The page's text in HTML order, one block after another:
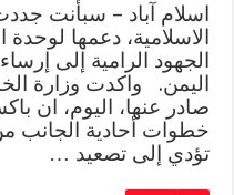
اسلام آباد – سبأنت
الاسلامية، دعمها
الجهود الرامية إلى
اليمن. واكدت وزارة
صادر عنها، اليوم، ان
خطوات أحادية
تؤدي إلى تصعيد …